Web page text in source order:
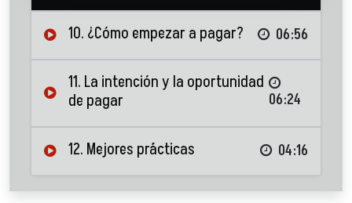
10. ¿Cómo empezar a pagar? 06:56
11. La intención y la oportunidad
de pagar
06:24
12. Mejores prácticas 04:16